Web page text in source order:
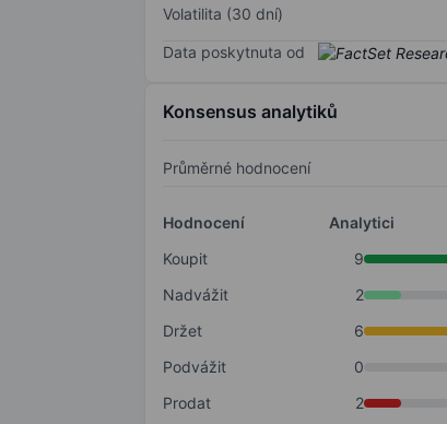
Volatilita (30 dní)
Data poskytnuta od
Konsensus analytiků
Průměrné hodnocení
Hodnocení
Analytici
Koupit
9
Nadvážit
2
Držet
6
Podvážit
0
Prodat
2